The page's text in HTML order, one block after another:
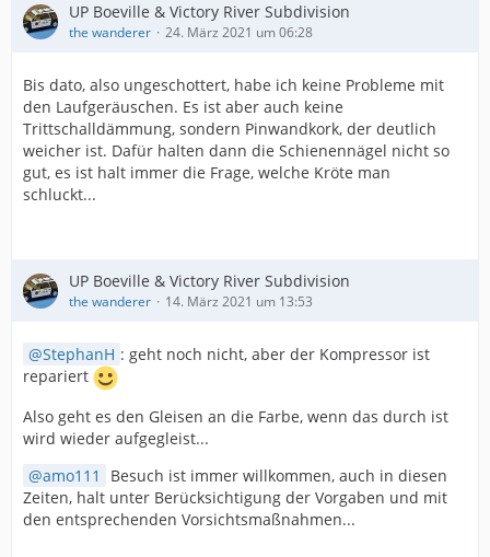
UP Boeville & Victory River Subdivision
the wanderer 24. März 2021 um 06:28
Bis dato, also ungeschottert, habe ich keine Probleme mit
den Laufgeräuschen. Es ist aber auch keine
Trittschalldämmung, sondern Pinwandkork, der deutlich
weicher ist. Dafür halten dann die Schienennägel nicht so
gut, es ist halt immer die Frage, welche Kröte man
schluckt...
UP Boeville & Victory River Subdivision
the wanderer 14. März 2021 um 13:53
StephanH : geht noch nicht, aber der Kompressor ist
repariert
Also geht es den Gleisen an die Farbe, wenn das durch ist
wird wieder aufgegleist...
amo111
Besuch ist immer willkommen, auch in diesen
Zeiten, halt unter Berücksichtigung der Vorgaben und mit
den entsprechenden Vorsichtsmaßnahmen...